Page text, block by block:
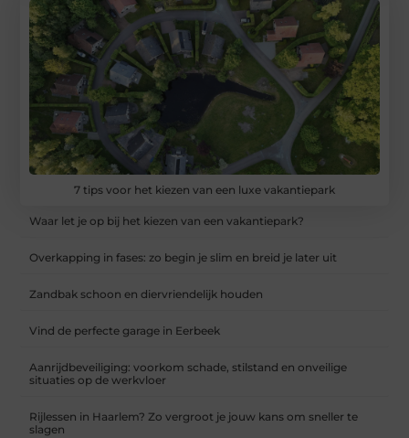
7 tips voor het kiezen van een luxe vakantiepark
Waar let je op bij het kiezen van een vakantiepark?
Overkapping in fases: zo begin je slim en breid je later uit
Zandbak schoon en diervriendelijk houden
Vind de perfecte garage in Eerbeek
Aanrijdbeveiliging: voorkom schade, stilstand en onveilige
situaties op de werkvloer
Rijlessen in Haarlem? Zo vergroot je jouw kans om sneller te
slagen